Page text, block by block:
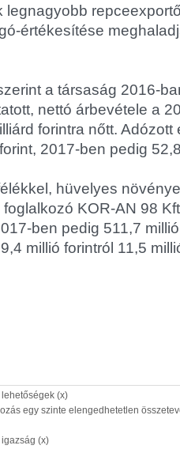
legnagyobb
értékesítése
a társaság 2016-
nettó árbevétele a
forintra nőtt.
2017-ben pedig
hüvelyes
KOR-AN 98
ben pedig 511,7
millió forintról 11,5
(x)
egy szinte elengedhetetlen
(x)